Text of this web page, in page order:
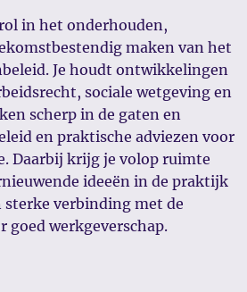
in het onderhouden,
maken van het
Je houdt ontwikkelingen
sociale wetgeving en
scherp in de gaten en
en praktische adviezen voor
Daarbij krijg je volop ruimte
ideeën in de praktijk
sterke verbinding met de
goed werkgeverschap.